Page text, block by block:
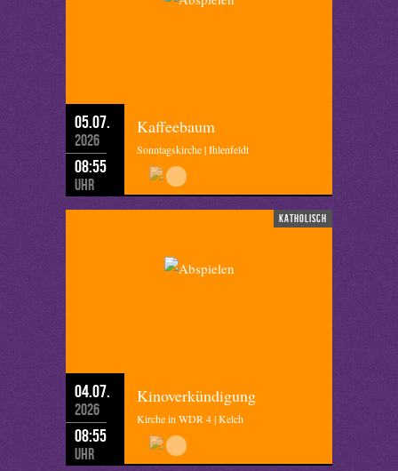
05.07.
2026
08:55
Uhr
Kaffeebaum
Sonntagskirche | Ihlenfeldt
katholisch
04.07.
2026
08:55
Uhr
Kinoverkündigung
Kirche in WDR 4 | Kelch